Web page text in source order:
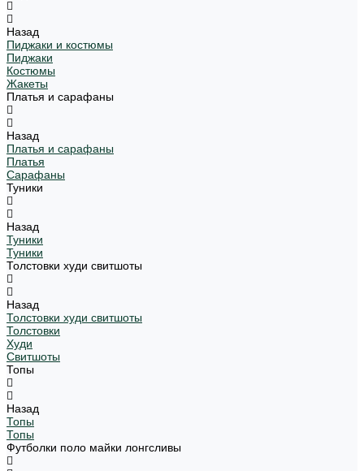
Назад
Пиджаки и костюмы
Пиджаки
Костюмы
Жакеты
Платья и сарафаны
Назад
Платья и сарафаны
Платья
Сарафаны
Туники
Назад
Туники
Туники
Толстовки худи свитшоты
Назад
Толстовки худи свитшоты
Толстовки
Худи
Свитшоты
Топы
Назад
Топы
Топы
Футболки поло майки лонгсливы